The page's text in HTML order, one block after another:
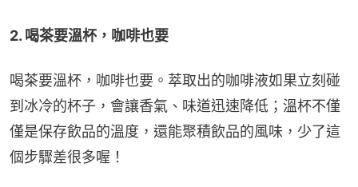
2. 喝茶要溫杯，咖啡也要
喝茶要溫杯，咖啡也要。萃取出的咖啡液如果立刻碰
到冰冷的杯子，會讓香氣、味道迅速降低；溫杯不僅
僅是保存飲品的溫度，還能聚積飲品的風味，少了這
個步驟差很多喔！